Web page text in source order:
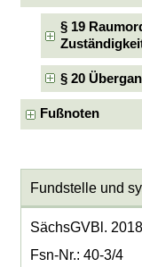
§ 19
§ 20
Fußnoten
Fundstelle und
SächsGVBl.
Fsn-Nr.: 40-3/4